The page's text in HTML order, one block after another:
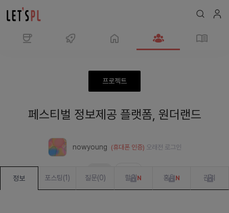
공
랫
프로젝트
페스티벌 정보제공 플랫폼, 원더랜드
nowyoung (휴대폰 인증) 오래전 로그인
정보 포스팅(1) 질문(0) 할일 N 홍보N 관리